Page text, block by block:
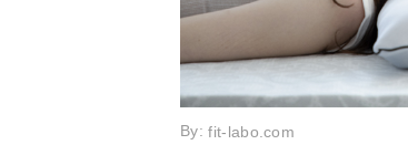
By:fit-labo.com